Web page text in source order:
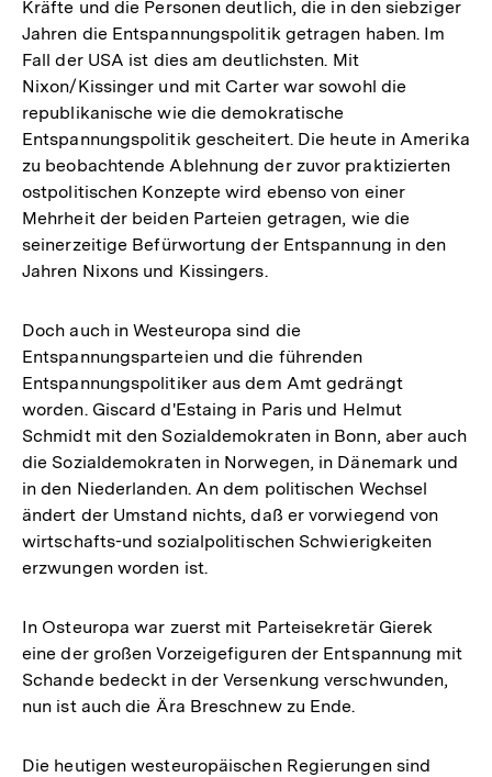
Kräfte und die Personen deutlich, die in den siebziger
Jahren die Entspannungspolitik getragen haben. Im
Fall der USA ist dies am deutlichsten. Mit
Nixon/Kissinger und mit Carter war sowohl die
republikanische wie die demokratische
Entspannungspolitik gescheitert. Die heute in Amerika
zu beobachtende Ablehnung der zuvor praktizierten
ostpolitischen Konzepte wird ebenso von einer
Mehrheit der beiden Parteien getragen, wie die
seinerzeitige Befürwortung der Entspannung in den
Jahren Nixons und Kissingers.
Doch auch in Westeuropa sind die
Entspannungsparteien und die führenden
Entspannungspolitiker aus dem Amt gedrängt
worden. Giscard d'Estaing in Paris und Helmut
Schmidt mit den Sozialdemokraten in Bonn, aber auch
die Sozialdemokraten in Norwegen, in Dänemark und
in den Niederlanden. An dem politischen Wechsel
ändert der Umstand nichts, daß er vorwiegend von
wirtschafts-und sozialpolitischen Schwierigkeiten
erzwungen worden ist.
In Osteuropa war zuerst mit Parteisekretär Gierek
eine der großen Vorzeigefiguren der Entspannung mit
Schande bedeckt in der Versenkung verschwunden,
nun ist auch die Ära Breschnew zu Ende.
Die heutigen westeuropäischen Regierungen sind